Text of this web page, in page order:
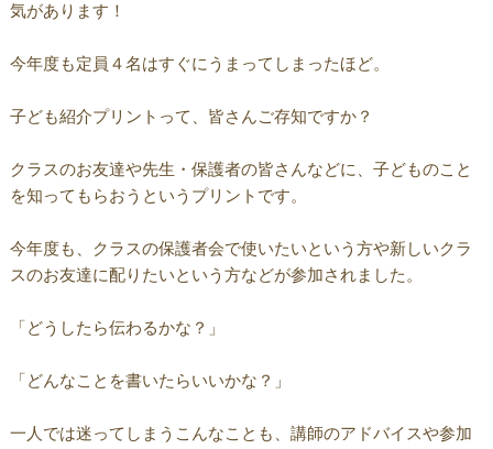
気があります！
今年度も定員４名はすぐにうまってしまったほど。
子ども紹介プリントって、皆さんご存知ですか？
クラスのお友達や先生・保護者の皆さんなどに、子どものこと
を知ってもらおうというプリントです。
今年度も、クラスの保護者会で使いたいという方や新しいクラ
スのお友達に配りたいという方などが参加されました。
「どうしたら伝わるかな？」
「どんなことを書いたらいいかな？」
一人では迷ってしまうこんなことも、講師のアドバイスや参加